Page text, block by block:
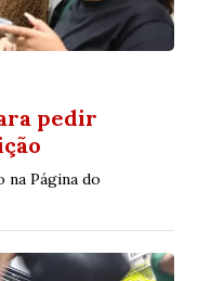
pedir
na Página do